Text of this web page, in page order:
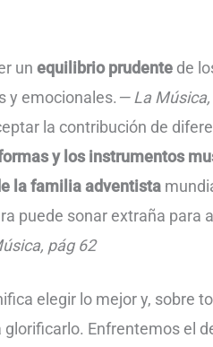
un equilibrio prudente de
y emocionales. — La
la contribución de
y los instrumentos
la familia adventista
puede sonar extraña para
pág 62
elegir lo mejor y, sobre
glorificarlo. Enfrentemos el